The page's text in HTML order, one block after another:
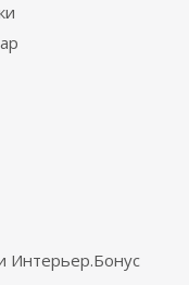
Интерьер.Бонус